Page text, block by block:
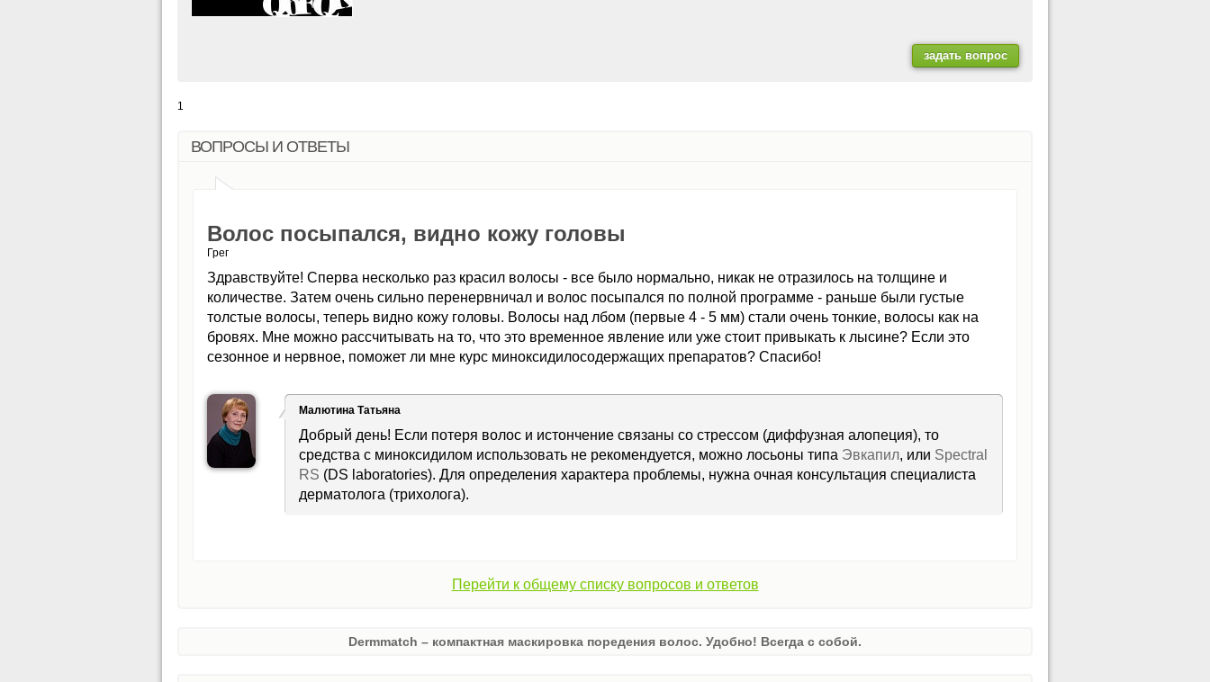
1
ВОПРОСЫ И ОТВЕТЫ
Волос посыпался, видно кожу головы
Грег
Здравствуйте! Сперва несколько раз красил волосы - все было нормально, никак не отразилось на толщине и
количестве. Затем очень сильно перенервничал и волос посыпался по полной программе - раньше были густые
толстые волосы, теперь видно кожу головы. Волосы над лбом (первые 4 - 5 мм) стали очень тонкие, волосы как на
бровях. Мне можно рассчитывать на то, что это временное явление или уже стоит привыкать к лысине? Если это
сезонное и нервное, поможет ли мне курс миноксидилосодержащих препаратов? Спасибо!
Малютина Татьяна
Добрый день! Если потеря волос и истончение связаны со стрессом (диффузная алопеция), то
средства с миноксидилом использовать не рекомендуется, можно лосьоны типа Эвкапил, или Spectral
RS (DS laboratories). Для определения характера проблемы, нужна очная консультация специалиста
дерматолога (трихолога).
Перейти к общему списку вопросов и ответов
Dermmatch – компактная маскировка поредения волос. Удобно! Всегда с собой.